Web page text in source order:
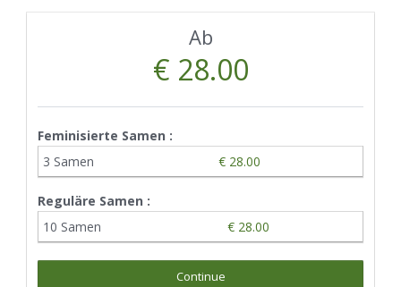
Ab
€ 28.00
Feminisierte Samen :
3 Samen
€ 28.00
Reguläre Samen :
10 Samen
€ 28.00
Continue